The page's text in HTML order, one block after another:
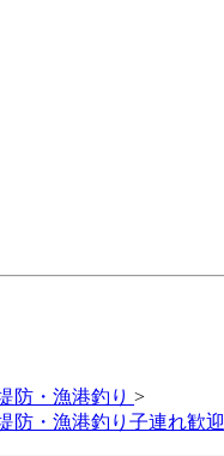
防・漁港釣り >
防・漁港釣り子連れ歓迎